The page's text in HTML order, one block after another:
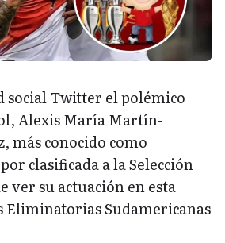
social Twitter el polémico
Alexis María Martín-
más conocido como
clasificada a la Selección
ver su actuación en esta
Eliminatorias Sudamericanas